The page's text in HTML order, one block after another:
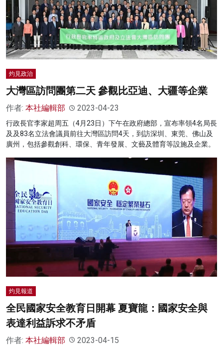
灼見政治
大灣區訪問團第二天 參觀比亞迪、大疆等企業
作者: 本社編輯部 2023-04-23
行政長官李家超周五（4月23日）下午在政府總部，宣布率領4名局長
及及83名立法會議員前往大灣區訪問4天，到訪深圳、東莞、佛山及
廣州，包括參觀創科、環保、青年發展、文藝及體育等設施及企業。
灼見報道
全民國家安全教育日開幕 夏寶龍：國家安全與
表達利益訴求不矛盾
作者: 本社編輯部 2023-04-15